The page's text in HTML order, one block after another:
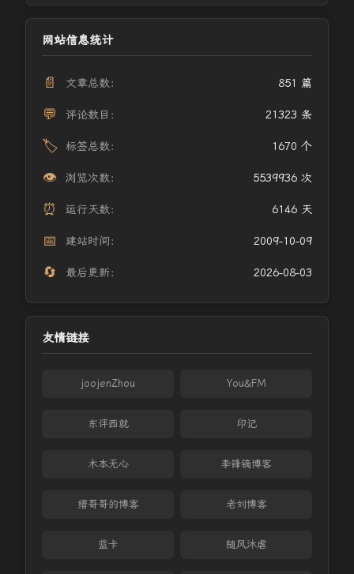
网站信息统计
📄 文章总数： 851 篇
💬 评论数目： 21323 条
🏷️ 标签总数： 1670 个
👁️ 浏览次数： 5539936 次
⏰ 运行天数： 6146 天
📅 建站时间： 2009-10-09
🔄 最后更新： 2026-08-03
友情链接
joojenZhou You&FM
东评西就 印记
木本无心 李锋镝博客
缙哥哥的博客 老刘博客
蓝卡 随风沐虐